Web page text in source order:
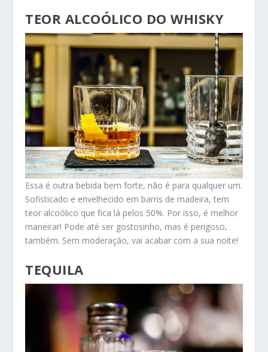
TEOR ALCOÓLICO DOWHISKY
Essa é outra bebida bem forte, não é para qualquer um.
Sofisticado e envelhecido em barris de madeira, tem
teor alcoólico que fica lá pelos 50%. Por isso, é melhor
maneirar! Pode até ser gostosinho, mas é perigoso,
também. Sem moderação, vai acabar com a sua noite!
TEQUILA